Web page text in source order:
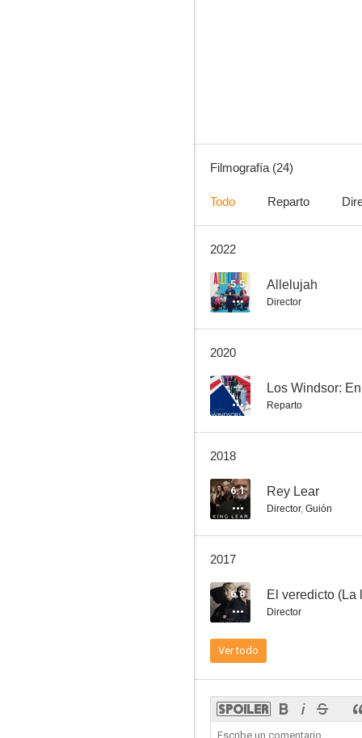
Filmografía (24)
Todo Reparto
2022
5.5 Allelujah
Director
2020
-- Los Windsor:
Reparto
2018
6.1 Rey Lear
Director, Guión
2017
6.8 El veredicto (La
Director
Ver todo